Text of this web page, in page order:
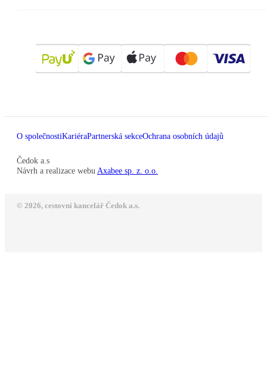
O společnostiKariéraPartnerská sekceOchrana osobních údajů
Čedok a.s
Návrh a realizace webu Axabee sp. z. o.o.
© 2026, cestovní kancelář Čedok a.s.